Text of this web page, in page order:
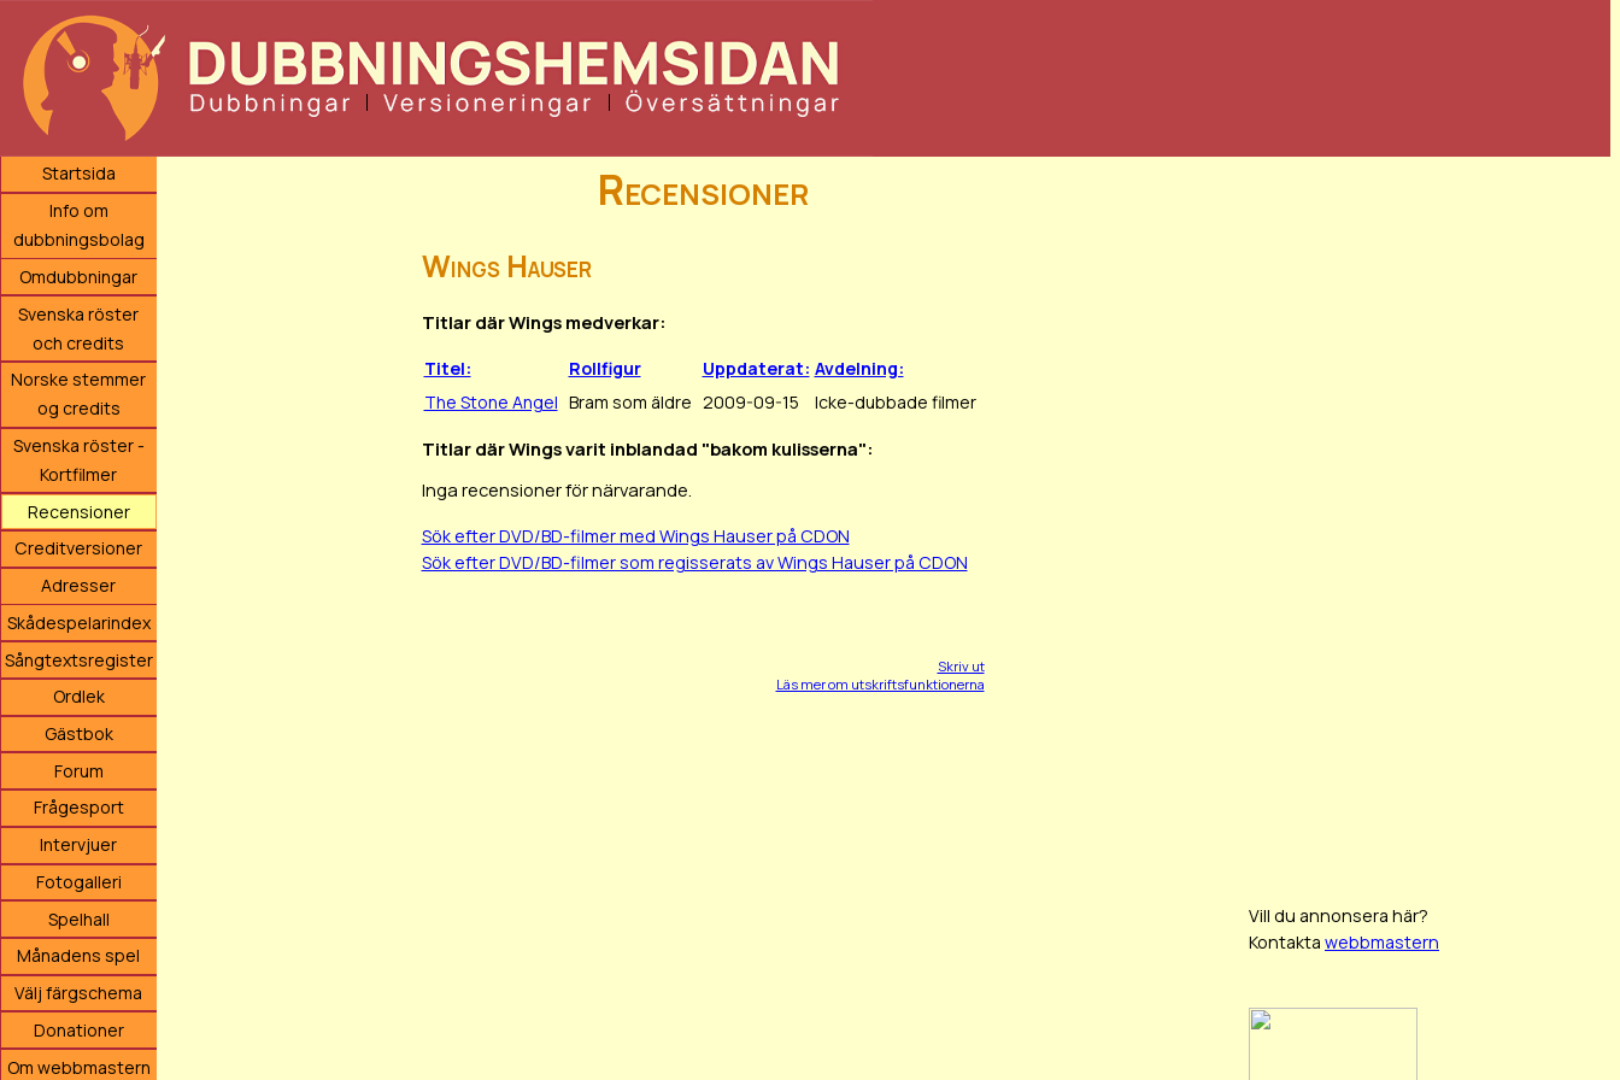
Startsida
Info om
dubbningsbolag
Omdubbningar
Svenska röster
och credits
Norske stemmer
og credits
Svenska röster -
Kortfilmer
Recensioner
Creditversioner
Adresser
Skådespelarindex
Sångtextsregister
Ordlek
Gästbok
Forum
Frågesport
Intervjuer
Fotogalleri
Spelhall
Månadens spel
Välj färgschema
Donationer
Om webbmastern
Recensioner
Wings Hauser
Titlar där Wings medverkar:
Titel: Rollfigur Uppdaterat: Avdelning:
The Stone Angel Bram som äldre 2009-09-15 Icke-dubbade filmer
Titlar där Wings varit inblandad "bakom kulisserna":
Inga recensioner för närvarande.
Sök efter DVD/BD-filmer med Wings Hauser på CDON
Sök efter DVD/BD-filmer som regisserats av Wings Hauser på CDON
Skriv ut
Läs mer om utskriftsfunktionerna
Vill du annonsera här?
Kontakta webbmastern